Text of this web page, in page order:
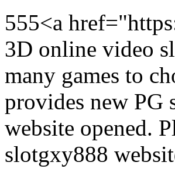
555<a
3D online video
many games to
provides new PG
website opened.
slotgxy888